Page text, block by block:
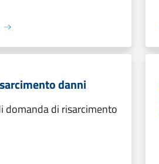
danni
domanda di risarcimento